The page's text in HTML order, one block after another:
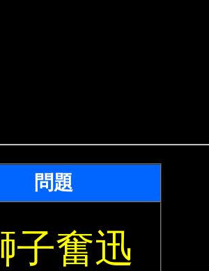
問題
子奮迅